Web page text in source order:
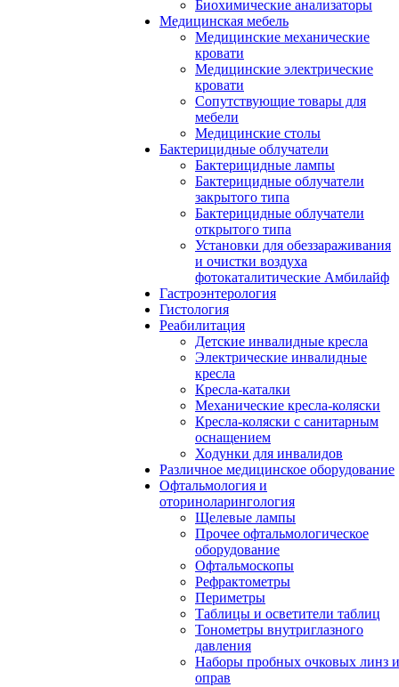
Биохимические анализаторы
Медицинская мебель
Медицинские механические
кровати
Медицинские электрические
кровати
Сопутствующие товары для
мебели
Медицинские столы
Бактерицидные облучатели
Бактерицидные лампы
Бактерицидные облучатели
закрытого типа
Бактерицидные облучатели
открытого типа
Установки для обеззараживания
и очистки воздуха
фотокаталитические Амбилайф
Гастроэнтерология
Гистология
Реабилитация
Детские инвалидные кресла
Электрические инвалидные
кресла
Кресла-каталки
Механические кресла-коляски
Кресла-коляски с санитарным
оснащением
Ходунки для инвалидов
Различное медицинское оборудование
Офтальмология и
оториноларингология
Щелевые лампы
Прочее офтальмологическое
оборудование
Офтальмоскопы
Рефрактометры
Периметры
Таблицы и осветители таблиц
Тонометры внутриглазного
давления
Наборы пробных очковых линз и
оправ